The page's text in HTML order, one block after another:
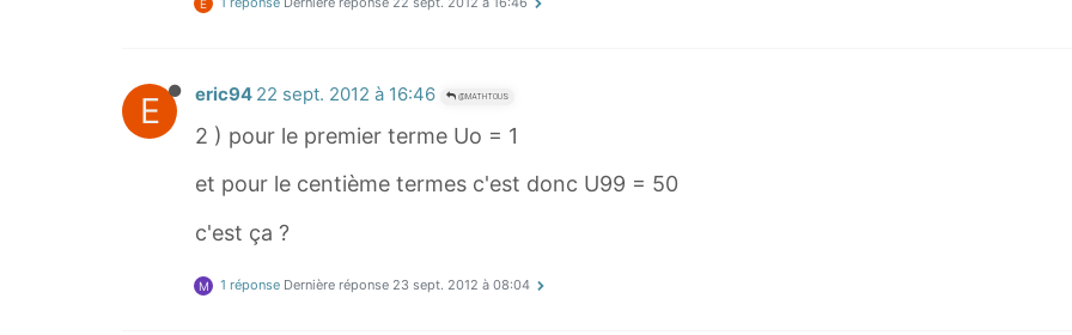
E
E eric94 22 sept. 2012 à 16:46 @MATHTOUS
2 ) pour le premier terme Uo = 1
et pour le centième termes c'est donc U99 = 50
c'est ça ?
M 1 réponse Dernière réponse 23 sept. 2012 à 08:04